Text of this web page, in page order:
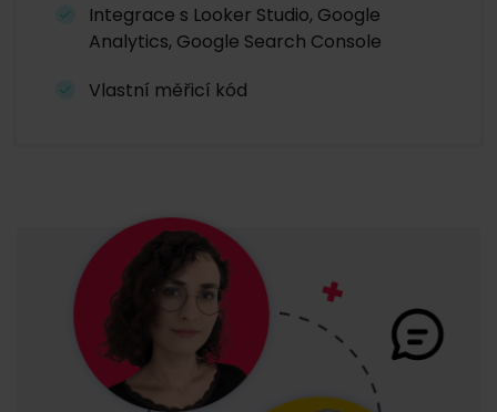
Integrace s Looker Studio, Google
Analytics, Google Search Console
Vlastní měřicí kód